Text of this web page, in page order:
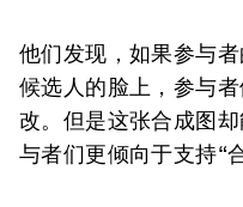
他们发现，如果参与
候选人的脸上，参与
改。但是这张合成图
与者们更倾向于支持“